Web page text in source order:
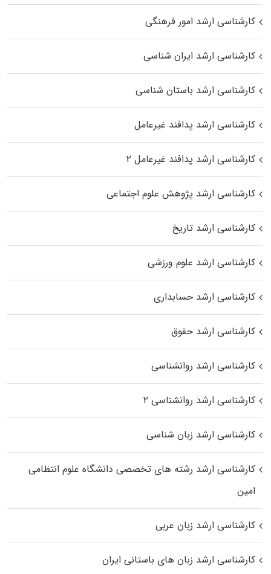
کارشناسی ارشد امور فرهنگی
کارشناسی ارشد ایران شناسی
کارشناسی ارشد باستان شناسی
کارشناسی ارشد پدافند غیرعامل
کارشناسی ارشد پدافند غیرعامل ۲
کارشناسی ارشد پژوهش علوم اجتماعی
کارشناسی ارشد تاریخ
کارشناسی ارشد علوم ورزشی
کارشناسی ارشد حسابداری
کارشناسی ارشد حقوق
کارشناسی ارشد روانشناسی
کارشناسی ارشد روانشناسی ۲
کارشناسی ارشد زبان شناسی
کارشناسی ارشد رﺷﺘﻪ ﻫﺎی تخصصی داﻧﺸﮕﺎه ﻋﻠﻮم انتظامی
اﻣﻴﻦ
کارشناسی ارشد زبان عربی
کارشناسی ارشد زبان‌ های باستانی ایران